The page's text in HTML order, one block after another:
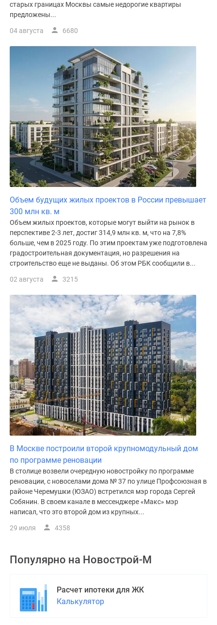
старых границах Москвы самые недорогие квартиры
предложены...
04 августа 6680
Объем будущих жилых проектов в России превышает
300 млн кв. м
Объем жилых проектов, которые могут выйти на рынок в
перспективе 2-3 лет, достиг 314,9 млн кв. м, что на 7,8%
больше, чем в 2025 году. По этим проектам уже подготовлена
градостроительная документация, но разрешения на
строительство еще не выданы. Об этом РБК сообщили в...
02 августа 3215
В Москве построили второй крупномодульный дом
по программе реновации
В столице возвели очередную новостройку по программе
реновации, с новоселами дома № 37 по улице Профсоюзная в
районе Черемушки (ЮЗАО) встретился мэр города Сергей
Собянин. В своем канале в мессенджере «Макс» мэр
написал, что это второй дом из крупных...
29 июля 4358
Популярно на Новострой-М
Расчет ипотеки для ЖК
Калькулятор